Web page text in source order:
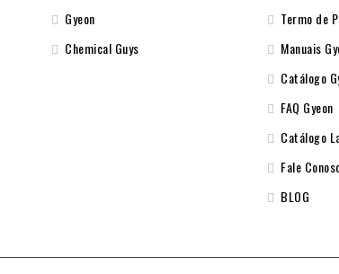
Gyeon
Chemical Guys
Termo de
Manuais
Catálogo
FAQ Gyeon
Catálogo
Fale
BLOG